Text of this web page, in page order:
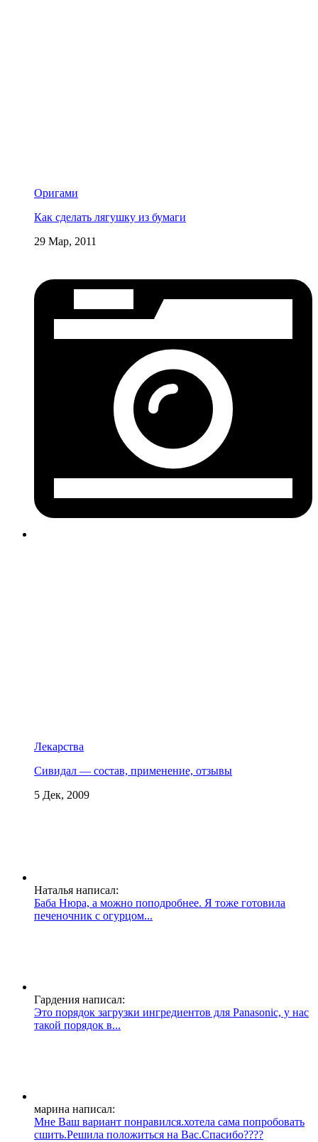
Оригами
Как сделать лягушку из бумаги
29 Мар, 2011
Лекарства
Сивидал — состав, применение, отзывы
5 Дек, 2009
Наталья написал:
Баба Нюра, а можно поподробнее. Я тоже готовила
печеночник с огурцом...
Гардения написал:
Это порядок загрузки ингредиентов для Panasonic, у нас
такой порядок в...
марина написал:
Мне Ваш вариант понравился.хотела сама попробовать
сшить.Решила положиться на Вас.Спасибо????